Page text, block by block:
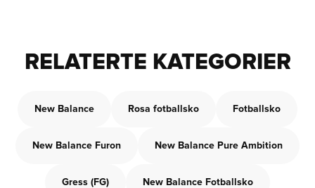
RELATERTE KATEGORIER
New Balance Rosa fotballsko Fotballsko
New Balance Furon New Balance Pure Ambition
Gress (FG) New Balance Fotballsko